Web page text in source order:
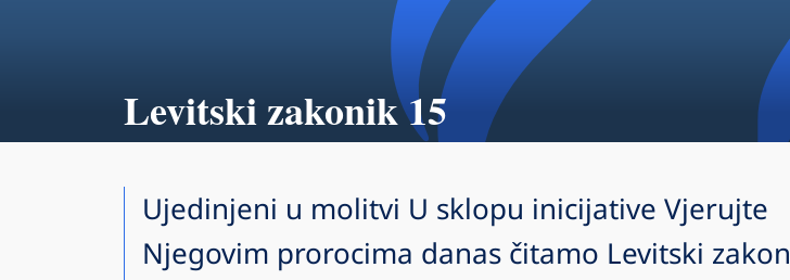
Levitski zakonik 15
Ujedinjeni u molitvi U sklopu inicijative Vjerujte
Njegovim prorocima danas čitamo Levitski